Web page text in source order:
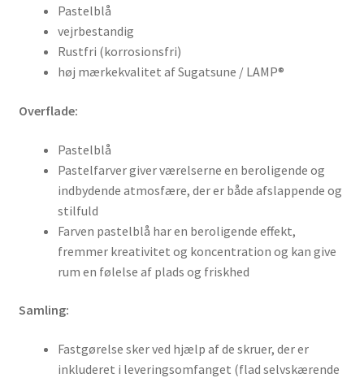
Pastelblå
vejrbestandig
Rustfri (korrosionsfri)
høj mærkekvalitet af Sugatsune / LAMP®
Overflade:
Pastelblå
Pastelfarver giver værelserne en beroligende og
indbydende atmosfære, der er både afslappende og
stilfuld
Farven pastelblå har en beroligende effekt,
fremmer kreativitet og koncentration og kan give
rum en følelse af plads og friskhed
Samling:
Fastgørelse sker ved hjælp af de skruer, der er
inkluderet i leveringsomfanget (flad selvskærende